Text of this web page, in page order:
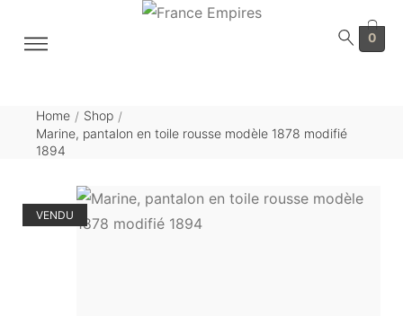
0
Home / Shop /
Marine, pantalon en toile rousse modèle 1878 modifié
1894
VENDU